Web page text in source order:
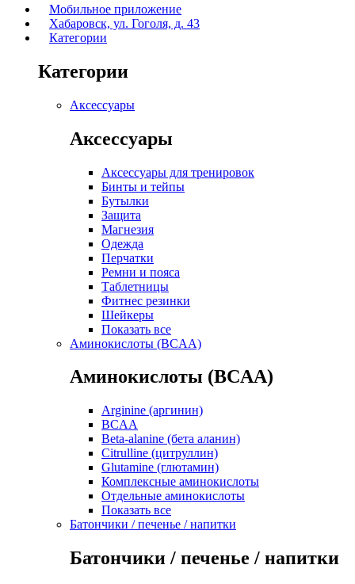
Мобильное приложение
Хабаровск, ул. Гоголя, д. 43
Категории
Категории
Аксессуары
Аксессуары
Аксессуары для тренировок
Бинты и тейпы
Бутылки
Защита
Магнезия
Одежда
Перчатки
Ремни и пояса
Таблетницы
Фитнес резинки
Шейкеры
Показать все
Аминокислоты (BCAA)
Аминокислоты (BCAA)
Arginine (аргинин)
BCAA
Beta-alanine (бета аланин)
Citrulline (цитруллин)
Glutamine (глютамин)
Комплексные аминокислоты
Отдельные аминокислоты
Показать все
Батончики / печенье / напитки
Батончики / печенье / напитки